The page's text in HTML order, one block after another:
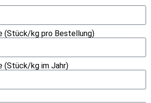
(Stück/kg pro Bestellung)
(Stück/kg im Jahr)